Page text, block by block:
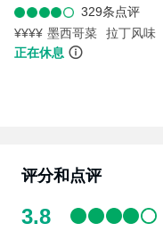
329条点评
¥¥¥¥ 墨西哥菜 拉丁风味
正在休息
评分和点评
3.8